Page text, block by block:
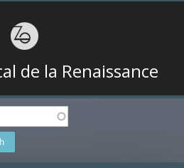
de la Renaissance